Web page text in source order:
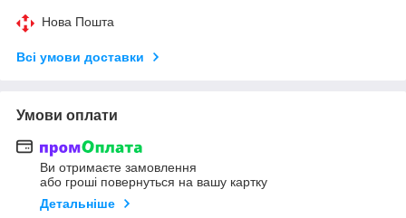
Нова Пошта
Всі умови доставки
Умови оплати
Ви отримаєте замовлення
або гроші повернуться на вашу картку
Детальніше